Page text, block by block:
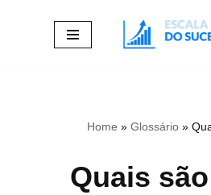
Home » Glossário »
Quais